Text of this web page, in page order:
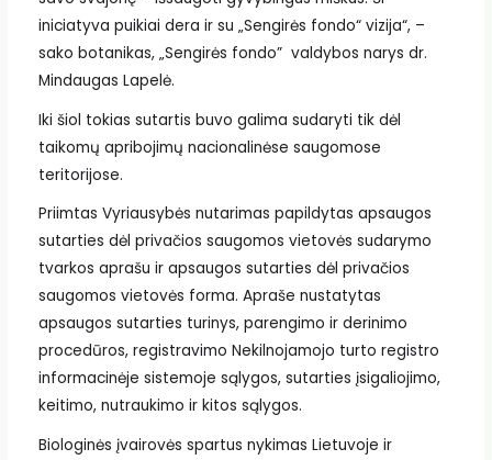
iniciatyva puikiai dera ir su „Sengirės fondo“ vizija“, –
sako botanikas, „Sengirės fondo” valdybos narys dr.
Mindaugas Lapelė.
Iki šiol tokias sutartis buvo galima sudaryti tik dėl
taikomų apribojimų nacionalinėse saugomose
teritorijose.
Priimtas Vyriausybės nutarimas papildytas apsaugos
sutarties dėl privačios saugomos vietovės sudarymo
tvarkos aprašu ir apsaugos sutarties dėl privačios
saugomos vietovės forma. Apraše nustatytas
apsaugos sutarties turinys, parengimo ir derinimo
procedūros, registravimo Nekilnojamojo turto registro
informacinėje sistemoje sąlygos, sutarties įsigaliojimo,
keitimo, nutraukimo ir kitos sąlygos.
Biologinės įvairovės spartus nykimas Lietuvoje ir